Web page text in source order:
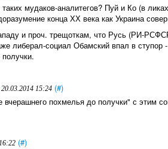
мудаков-аналитегов? Пуй и Ко (в
конца ХХ века как Украина
и проч. трещоткам, что Русь (РИ-
либерал-социал Обамский впал в
20.03.2014 15:24 (#)
вчерашнего похмелья до получки" с этим
(#)